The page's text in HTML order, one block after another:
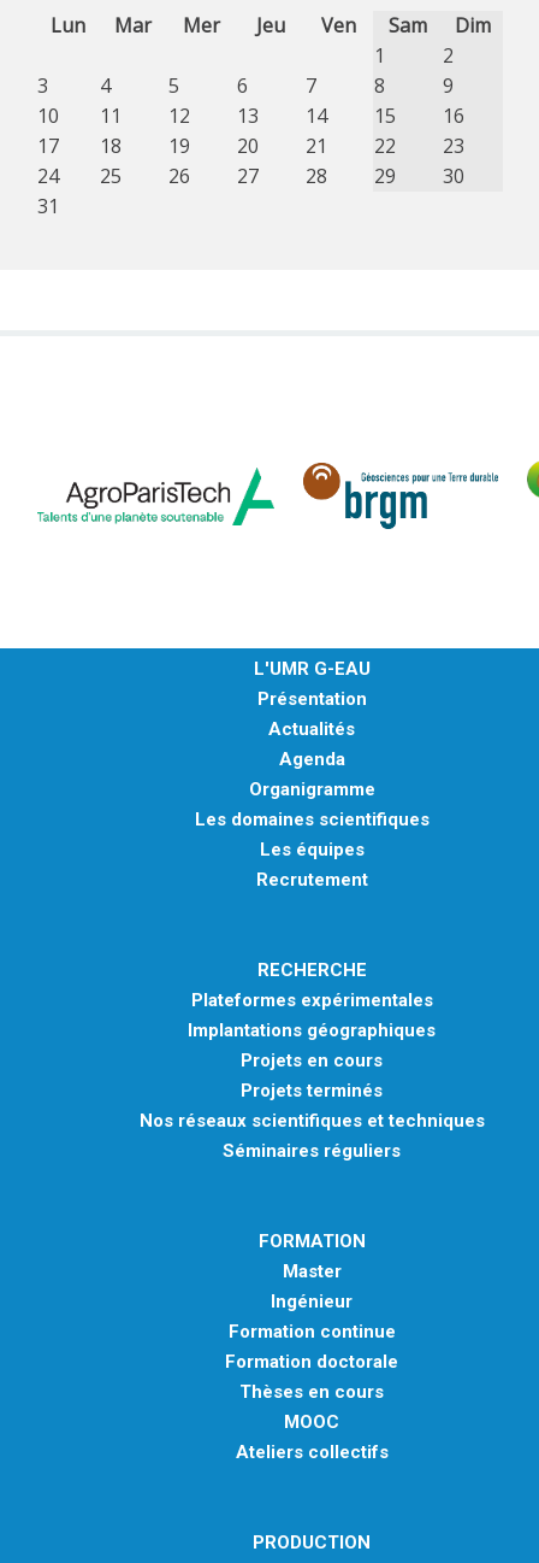
Lun Mar Mer Jeu Ven Sam
Dim
1
2
3
4 5 6 7 8
9
10
11 12 13 14 15
16
17
18 19 20 21 22
23
24
25 26 27 28 29
30
31
L'UMR G-EAU
Présentation
Actualités
Agenda
Organigramme
Les domaines scientifiques
Les équipes
Recrutement
RECHERCHE
Plateformes expérimentales
Implantations géographiques
Projets en cours
Projets terminés
Nos réseaux scientifiques et techniques
Séminaires réguliers
FORMATION
Master
Ingénieur
Formation continue
Formation doctorale
Thèses en cours
MOOC
Ateliers collectifs
PRODUCTION